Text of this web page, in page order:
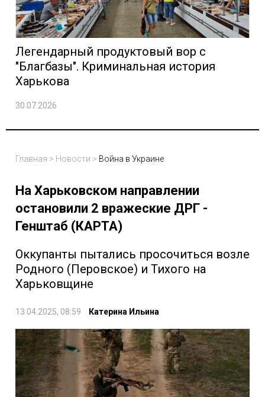
Легендарный продуктовый вор с
"Благбазы". Криминальная история
Харькова
30.07.2026
Главная > Новости > Война в Украине
На Харьковском направлении
остановили 2 вражеские ДРГ -
Генштаб (КАРТА)
Оккупанты пытались просочиться возле
Родного (Перовское) и Тихого на
Харьковщине
13.04.2025, 08:59 Катерина Ильина